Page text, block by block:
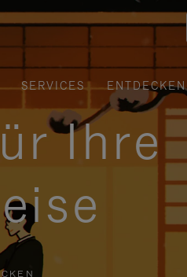
SERVICES ENTDECKEN
Ihre